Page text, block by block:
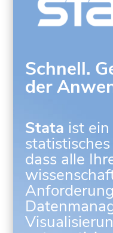
Schnell.
der
Stata ist
dass alle